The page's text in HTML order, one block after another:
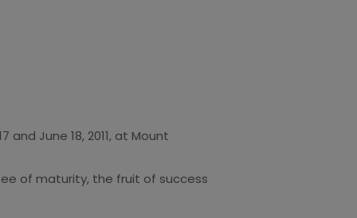
June 18, 2011, at Mount
of maturity, the fruit of success